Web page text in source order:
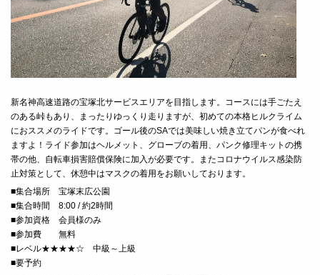
新名神高速道路の宝塚北サービスエリアを目指します。コースには手ごたえ
のある峠もあり、まったりゆっくり走りますが、初めての本格ヒルクライム
におススメのライドです。ゴール後のSAでは美味しい焼き立てパンが食べれ
ますよ！ライド参加はヘルメット、グローブの着用、パンク修理キットの携
帯の他、自転車損害賠償保険に加入が必要です。
またコロナウイルス感染防
止対策として、休憩中はマスクの着用をお願いしております。
■集合場所 宝塚末広公園
■集合時間 8:00 / 約2時間
■参加資格 会員様のみ
■参加費 無料
■レベル★★★★☆ 中級～上級
■要予約